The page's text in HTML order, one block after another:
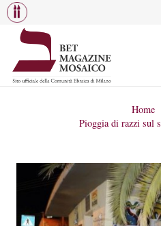
Home
Pioggia di razzi sul